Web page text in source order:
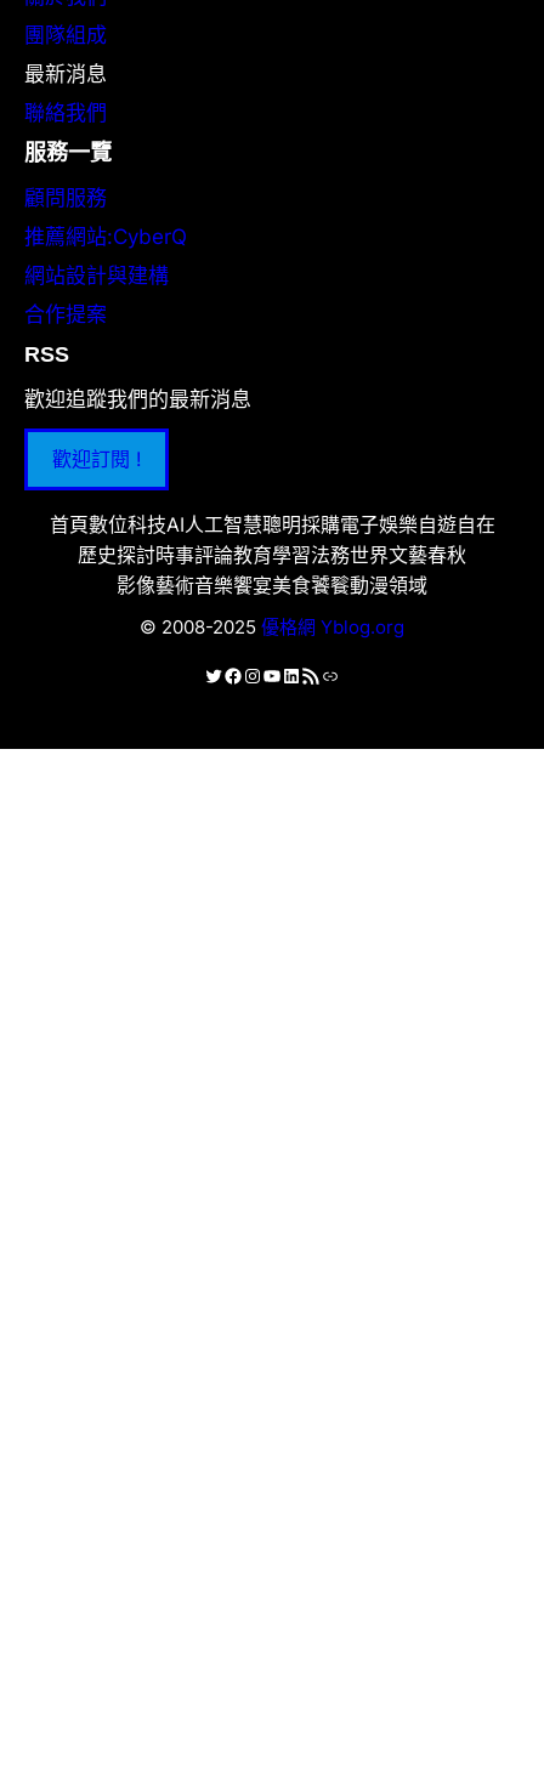
團隊組成
最新消息
聯絡我們
服務一覽
顧問服務
推薦網站:CyberQ
網站設計與建構
合作提案
RSS
歡迎追蹤我們的最新消息
歡迎訂閱 !
首頁數位科技AI人工智慧聰明採購電子娛樂自遊自在
歷史探討時事評論教育學習法務世界文藝春秋
影像藝術音樂饗宴美食饕餮動漫領域
© 2008-2025 優格網 Yblog.org
X Facebook
Instagram
YouTube
LinkedIn
RSS 資訊提供連結